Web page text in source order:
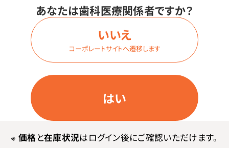
あなたは歯科医療関係者ですか？
はい
いいえ
コーポレートサイトへ遷移します
※ 価格と在庫状況はログイン後にご確認いただけます。
ログイン
在庫：○
色調：